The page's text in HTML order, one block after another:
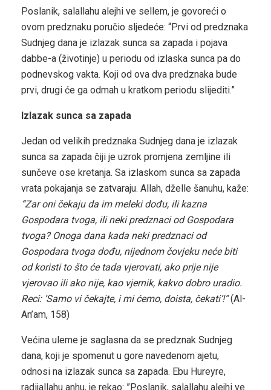
Poslanik, salallahu alejhi ve sellem, je govoreći o
ovom predznaku poručio sljedeće: “Prvi od predznaka
Sudnjeg dana je izlazak sunca sa zapada i pojava
dabbe-a (životinje) u periodu od izlaska sunca pa do
podnevskog vakta. Koji od ova dva predznaka bude
prvi, drugi će ga odmah u kratkom periodu slijediti.”
Izlazak sunca sa zapada
Jedan od velikih predznaka Sudnjeg dana je izlazak
sunca sa zapada čiji je uzrok promjena zemljine ili
sunčeve ose kretanja. Sa izlaskom sunca sa zapada
vrata pokajanja se zatvaraju. Allah, dželle šanuhu, kaže:
“Zar oni čekaju da im meleki dođu, ili kazna
Gospodara tvoga, ili neki predznaci od Gospodara
tvoga? Onoga dana kada neki predznaci od
Gospodara tvoga dođu, nijednom čovjeku neće biti
od koristi to što će tada vjerovati, ako prije nije
vjerovao ili ako nije, kao vjernik, kakvo dobro uradio.
Reci: ‘Samo vi čekajte, i mi ćemo, doista, čekati’!”(Al-
An’am, 158)
Većina uleme je saglasna da se predznak Sudnjeg
dana, koji je spomenut u gore navedenom ajetu,
odnosi na izlazak sunca sa zapada. Ebu Hureyre,
radijallahu anhu, je rekao: ”Poslanik, salallahu alejhi ve